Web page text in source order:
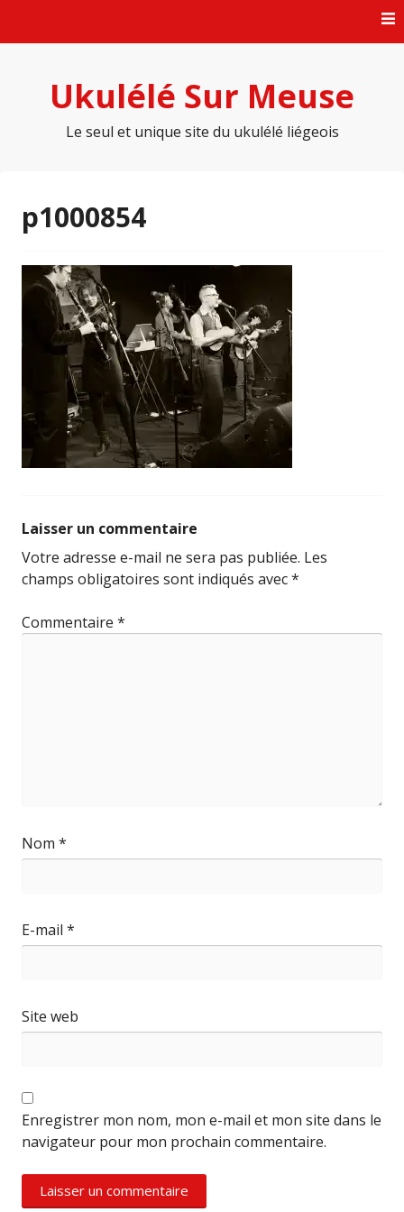
Ukulélé Sur Meuse
Le seul et unique site du ukulélé liégeois
p1000854
Laisser un commentaire
Votre adresse e-mail ne sera pas publiée. Les
champs obligatoires sont indiqués avec*
Commentaire *
Nom *
E-mail *
Site web
Enregistrer mon nom, mon e-mail et mon site dans le
navigateur pour mon prochain commentaire.